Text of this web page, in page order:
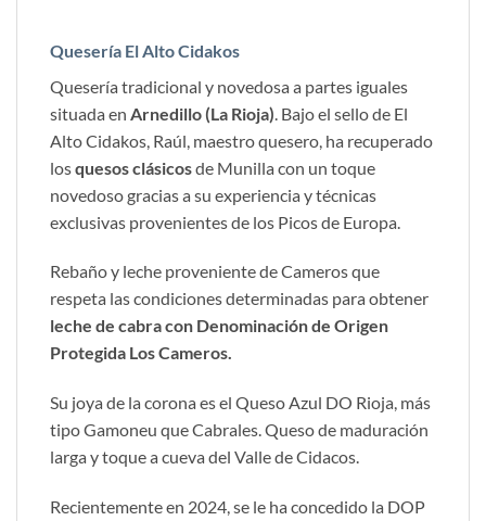
variantes.
opciones
se
pueden
elegir
la
página
producto
opciones
se
pueden
elegir
la
página
producto
Quesería El Alto Cidakos
Quesería tradicional y novedosa a partes iguales
situada en Arnedillo (La Rioja) . Bajo el sello de El
Alto Cidakos, Raúl, maestro quesero, ha recuperado
losquesos clásicosde Munilla con un toque
novedoso gracias a su experiencia y técnicas
exclusivas provenientes de los Picos de Europa.
Rebaño y leche proveniente de Cameros que
respeta las condiciones determinadas para obtener
leche de cabra con Denominación de Origen
Protegida Los Cameros.
Su joya de la corona es el Queso Azul DO Rioja, más
tipo Gamoneu que Cabrales. Queso de maduración
larga y toque a cueva del Valle de Cidacos.
Recientemente en 2024, se le ha concedido la DOP